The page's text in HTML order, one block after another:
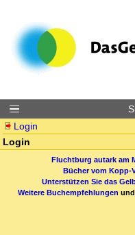
Login
Login
Fluchtburg autark am
Bücher vom Kopp-
Unterstützen Sie das
Weitere Buchempfehlungen und